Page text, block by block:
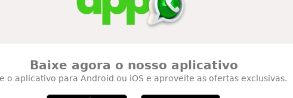
Baixe agora o nosso aplicativo
o aplicativo para Android ou iOS e aproveite as ofertas exclusivas.